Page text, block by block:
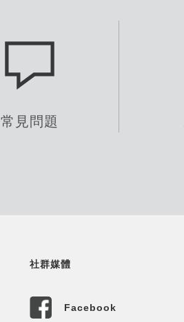
常見問題
社群媒體
Facebook